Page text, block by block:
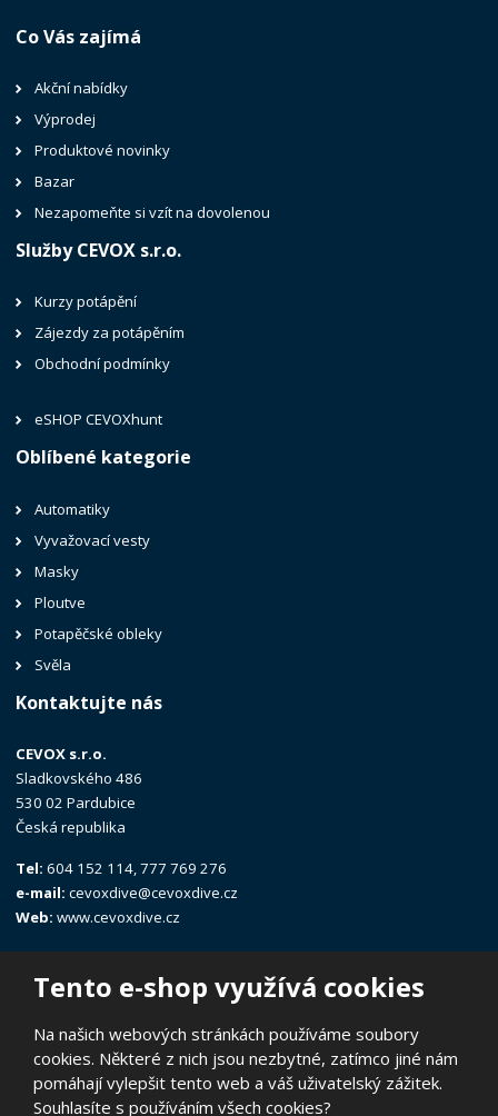
Tento e-shop využívá cookies
Na našich webových stránkách používáme soubory
cookies. Některé z nich jsou nezbytné, zatímco jiné nám
pomáhají vylepšit tento web a váš uživatelský zážitek.
Souhlasíte s používáním všech cookies?
Co Vás zajímá
Akční nabídky
Výprodej
Produktové novinky
Bazar
Nezapomeňte si vzít na dovolenou
Služby CEVOX s.r.o.
Kurzy potápění
Zájezdy za potápěním
Obchodní podmínky
eSHOP CEVOXhunt
Oblíbené kategorie
Automatiky
Vyvažovací vesty
Masky
Ploutve
Potapěčské obleky
Svěla
Kontaktujte nás
CEVOX s.r.o.
Sladkovského 486
530 02 Pardubice
Česká republika
Tel:604 152 114, 777 769 276
e-mail: cevoxdive@cevoxdive.cz
Web: www.cevoxdive.cz
© 2026, CEVOX s.r.o.
Prohlášení o přístupnosti|Ochrana osobních údajů | Mapa stránek